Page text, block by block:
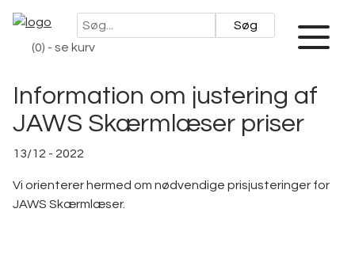
indhold
Søg
på
(0) - se kurv
Åben
menu
Information om justering af
JAWS Skærmlæser priser
13/12 - 2022
Vi orienterer hermed om nødvendige prisjusteringer for
JAWS Skærmlæser.